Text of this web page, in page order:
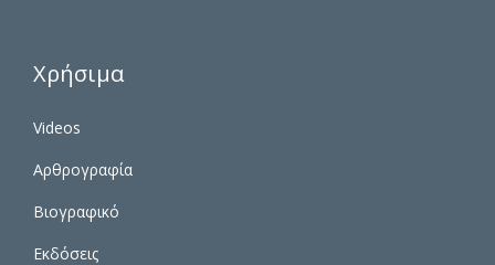
Χρήσιμα
Videos
Αρθρογραφία
Βιογραφικό
Εκδόσεις